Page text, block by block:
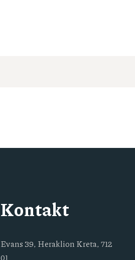
Kontakt
Evans 39, Heraklion Kreta, 712
01